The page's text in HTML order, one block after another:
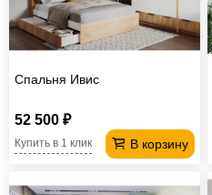
Спальня Ивис
52 500 ₽
В корзину
Купить в 1 клик